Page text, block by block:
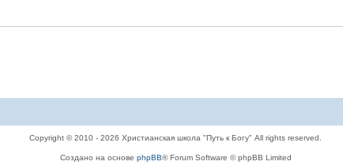
Copyright © 2010 - 2026 Христианская школа "Путь к Богу" All rights reserved.
Создано на основе phpBB® Forum Software © phpBB Limited